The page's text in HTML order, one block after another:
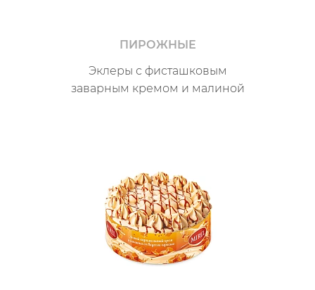
ПИРОЖНЫЕ
Эклеры с фисташковым
заварным кремом и малиной